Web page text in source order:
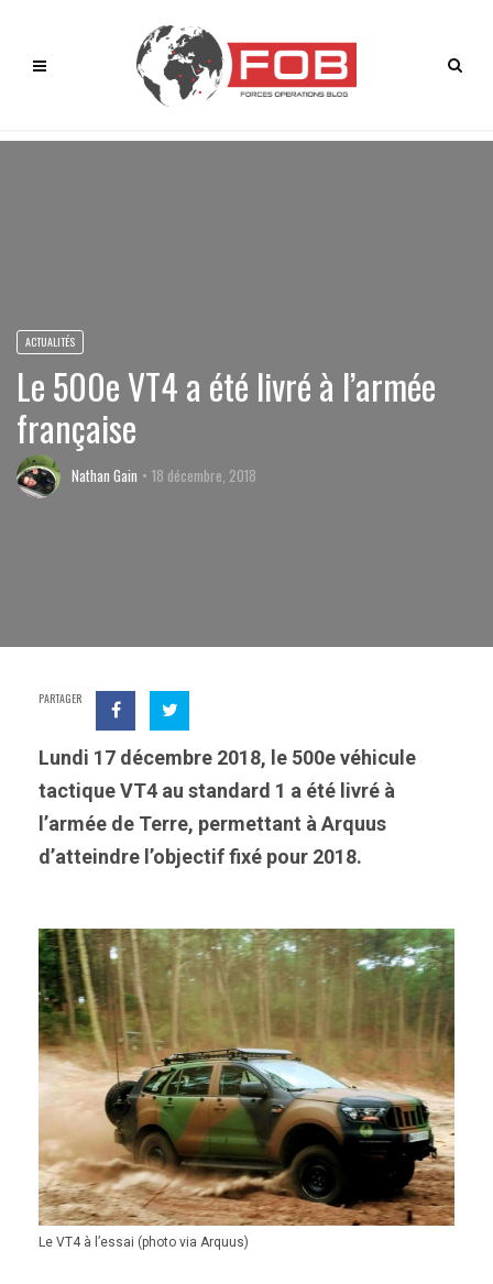
ACTUALITÉS
Le 500e VT4 a été livré à l’armée
française
Nathan Gain 18 décembre, 2018
PARTAGER
Lundi 17 décembre 2018, le 500e véhicule
tactique VT4 au standard 1 a été livré à
l’armée de Terre, permettant à Arquus
d’atteindre l’objectif fixé pour 2018.
Le VT4 à l’essai (photo via Arquus)